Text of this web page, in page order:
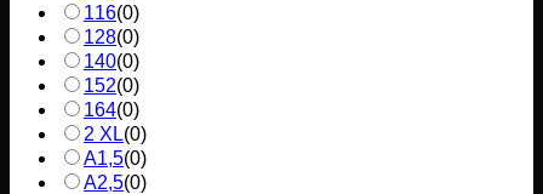
116(0)
128(0)
140(0)
152(0)
164(0)
2 XL(0)
A1,5(0)
A2,5(0)